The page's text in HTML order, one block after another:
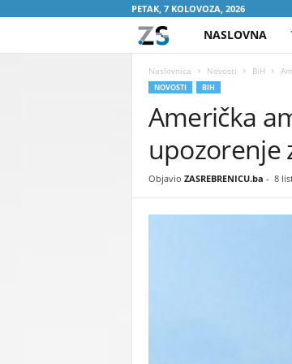
PETAK, 7 KOLOVOZA, 2026
A
E
B
NASLOVNA
Naslovnica Novosti BiH
NOVOSTI BIH
Američka
upozorenje
Objavio ZASREBRENICU.ba - 8